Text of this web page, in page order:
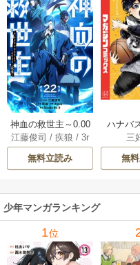
神血の救世主～0.00
000001％を引き当
て最強へ～【電子
書籍特典付】 22巻
江藤俊司 /疾狼 /3r
Studio No.9
無料立読み
ハナバ
のバ
三
無
少年マンガランキング
1位